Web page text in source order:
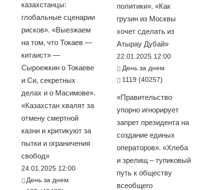
казахстанцы:
глобальные сценарии
рисков». «Выезжаем
на том, что Токаев —
китаист» —
Сыроежкин о Токаеве
и Си, секретных
делах и о Масимове».
«Казахстан хвалят за
отмену смертной
казни и критикуют за
пытки и ограничения
свобод»
24.01.2025 12:00
День за днем
политики». «Как
грузин из Москвы
хочет сделать из
Атырау Дубай»
22.01.2025 12:00
День за днем
1119 (40257)
«Правительство
упорно игнорирует
запрет президента на
создание единых
операторов». «Хлеба
и зрелищ – тупиковый
путь к обществу
всеобщего